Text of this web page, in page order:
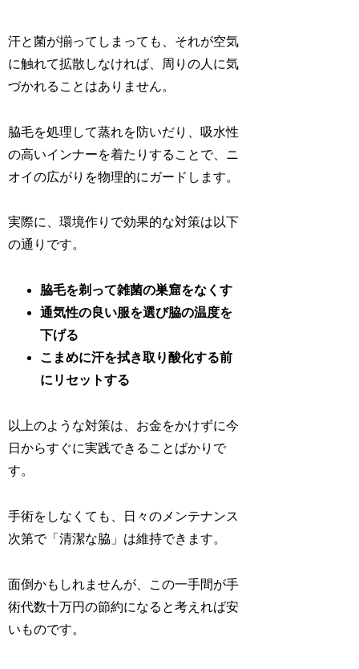
汗と菌が揃ってしまっても、それが空気
に触れて拡散しなければ、周りの人に気
づかれることはありません。
脇毛を処理して蒸れを防いだり、吸水性
の高いインナーを着たりすることで、ニ
オイの広がりを物理的にガードします。
実際に、環境作りで効果的な対策は以下
の通りです。
脇毛を剃って雑菌の巣窟をなくす
通気性の良い服を選び脇の温度を
下げる
こまめに汗を拭き取り酸化する前
にリセットする
以上のような対策は、お金をかけずに今
日からすぐに実践できることばかりで
す。
手術をしなくても、日々のメンテナンス
次第で「清潔な脇」は維持できます。
面倒かもしれませんが、この一手間が手
術代数十万円の節約になると考えれば安
いものです。